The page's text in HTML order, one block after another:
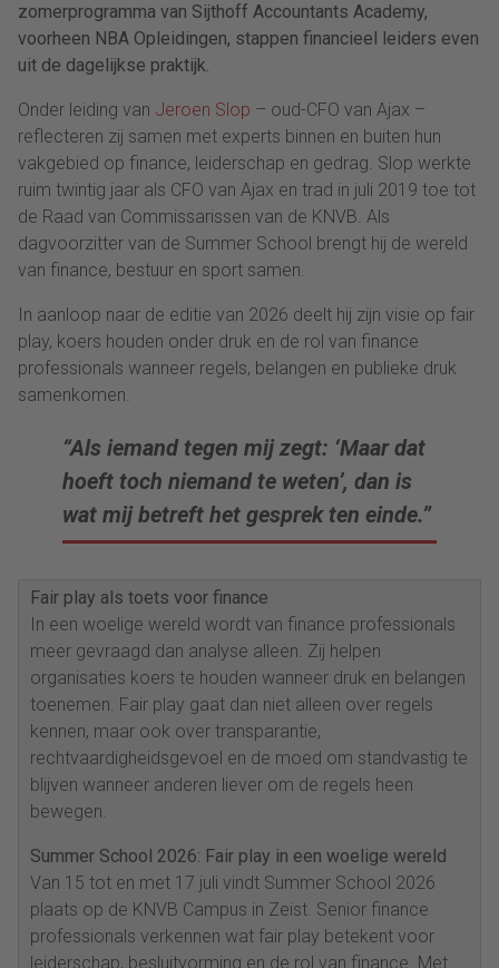
zomerprogramma van Sijthoff Accountants Academy,
voorheen NBA Opleidingen, stappen financieel leiders even
uit de dagelijkse praktijk.
Onder leiding van Jeroen Slop – oud-CFO van Ajax –
reflecteren zij samen met experts binnen en buiten hun
vakgebied op finance, leiderschap en gedrag. Slop werkte
ruim twintig jaar als CFO van Ajax en trad in juli 2019 toe tot
de Raad van Commissarissen van de KNVB. Als
dagvoorzitter van de Summer School brengt hij de wereld
van finance, bestuur en sport samen.
In aanloop naar de editie van 2026 deelt hij zijn visie op fair
play, koers houden onder druk en de rol van finance
professionals wanneer regels, belangen en publieke druk
samenkomen.
“Als iemand tegen mij zegt: ‘Maar dat
hoeft toch niemand te weten’, dan is
wat mij betreft het gesprek ten einde.”
Fair play als toets voor finance
In een woelige wereld wordt van finance professionals
meer gevraagd dan analyse alleen. Zij helpen
organisaties koers te houden wanneer druk en belangen
toenemen. Fair play gaat dan niet alleen over regels
kennen, maar ook over transparantie,
rechtvaardigheidsgevoel en de moed om standvastig te
blijven wanneer anderen liever om de regels heen
bewegen.
Summer School 2026: Fair play in een woelige wereld
Van 15 tot en met 17 juli vindt Summer School 2026
plaats op de KNVB Campus in Zeist. Senior finance
professionals verkennen wat fair play betekent voor
leiderschap, besluitvorming en de rol van finance. Met